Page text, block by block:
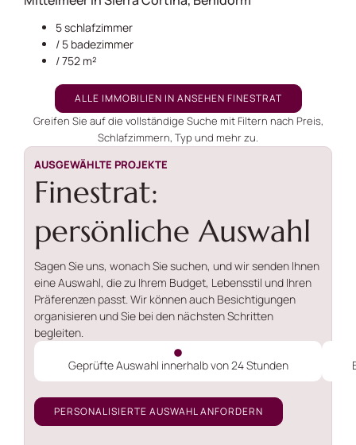
5 schlafzimmer
/ 5 badezimmer
/ 752 m²
ALLE IMMOBILIEN IN ANSEHEN FINESTRAT
Greifen Sie auf die vollständige Suche mit Filtern nach Preis,
Schlafzimmern, Typ und mehr zu.
AUSGEWÄHLTE PROJEKTE
Finestrat:
persönliche Auswahl
Sagen Sie uns, wonach Sie suchen, und wir senden Ihnen
eine Auswahl, die zu Ihrem Budget, Lebensstil und Ihren
Präferenzen passt. Wir können auch Besichtigungen
organisieren und Sie bei den nächsten Schritten
begleiten.
Geprüfte Auswahl innerhalb von 24 Stunden
PERSONALISIERTE AUSWAHL ANFORDERN